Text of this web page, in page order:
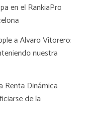
en el RankiaPro
a Alvaro Vitorero:
nuestra
Renta Dinámica
de la